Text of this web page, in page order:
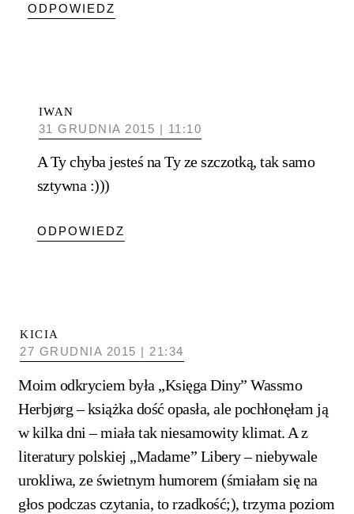
ODPOWIEDZ
IWAN
31 GRUDNIA 2015 | 11:10
A Ty chyba jesteś na Ty ze szczotką, tak samo
sztywna :)))
ODPOWIEDZ
KICIA
27 GRUDNIA 2015 | 21:34
Moim odkryciem była „Księga Diny” Wassmo
Herbjørg – książka dość opasła, ale pochłonęłam ją
w kilka dni – miała tak niesamowity klimat. A z
literatury polskiej „Madame” Libery – niebywale
urokliwa, ze świetnym humorem (śmiałam się na
głos podczas czytania, to rzadkość;), trzyma poziom